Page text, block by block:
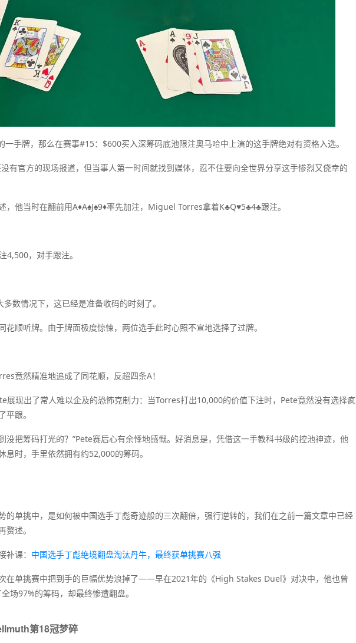
一手牌，那么在赛事#15：$600买入深筹码底池限注奥马哈中上演的这手牌绝对有资格入选。
有官方的现场报道，但当事人第一时间就找到媒体，忍不住要向全世界分享这手惨烈又侥幸的
他当时在翻前用A♦A♠J♠9♦率先加注，Miguel Torres拿着K♣Q♥5♣4♣跟注。
4,500，对手跟注。
数情况下，这已经是准备收码的时刻了。
顺听牌。由于牌面极度惊悚，两位选手此时心照不宣地选择了过牌。
竟然精准地追成了同花顺，反超四条A！
展现出了常人难以企及的恐怖克制力：当Torres打出10,000的价值下注时，Pete竟然没有选择疯
跟。
没把筹码打光的？”Pete赛后心有余悸地感慨。好消息是，凭借这一手教科书级的控池神迹，他
息时，手里依然拥有约52,000的筹码。
的单挑中，是如何被中国选手丁彪奇迹般的三次翻倍，强行逆转的，我们在之前一篇文章中已经
述。
课： 中国选手丁彪绝境翻盘淘汰丹牛，最终获单挑赛八强
在单挑赛中把到手的巨幅优势浪掉了——早在2021年的《High Stakes Duel》对决中，他也曾
场97%的筹码，却最终惨遭翻盘。
第18冠梦碎